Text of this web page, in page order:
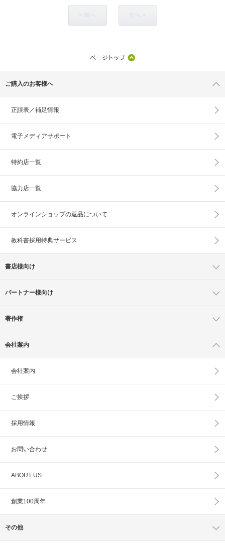
ご購入のお客様へ
正誤表／補足情報
電子メディアサポート
特約店一覧
協力店一覧
オンラインショップの返品について
教科書採用特典サービス
書店様向け
パートナー様向け
著作権
会社案内
会社案内
ご挨拶
採用情報
お問い合わせ
ABOUT US
創業100周年
その他